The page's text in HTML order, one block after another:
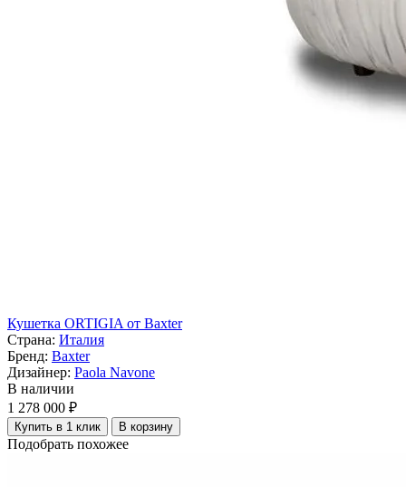
Кушетка ORTIGIA от Baxter
Страна: Италия
Бренд: Baxter
Дизайнер: Paola Navone
В наличии
1 278 000 ₽
Купить в 1 клик В корзину
Подобрать похожее